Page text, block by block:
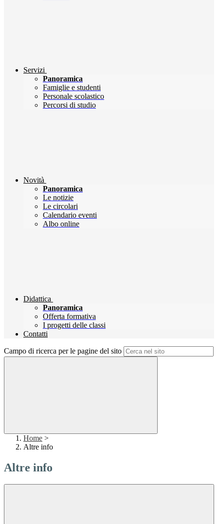
Servizi
Panoramica
Famiglie e studenti
Personale scolastico
Percorsi di studio
Novità
Panoramica
Le notizie
Le circolari
Calendario eventi
Albo online
Didattica
Panoramica
Offerta formativa
I progetti delle classi
Contatti
Campo di ricerca per le pagine del sito
Home >
Altre info
Altre info